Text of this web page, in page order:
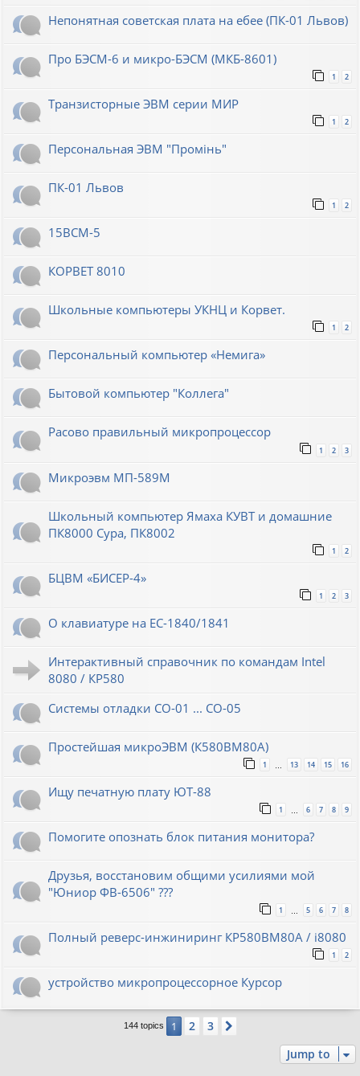
Непонятная советская плата на ебее (ПК-01 Львов)
Про БЭСМ-6 и микро-БЭСМ (МКБ-8601)
1 2
Транзисторные ЭВМ серии МИР
1 2
Персональная ЭВМ "Промiнь"
ПК-01 Львов
1 2
15ВСМ-5
КОРВЕТ 8010
Школьные компьютеры УКНЦ и Корвет.
1 2
Персональный компьютер «Немига»
Бытовой компьютер "Коллега"
Расово правильный микропроцессор
1 2 3
Микроэвм МП-589М
Школьный компьютер Ямаха КУВТ и домашние
ПК8000 Сура, ПК8002
1 2
БЦВМ «БИСЕР-4»
1 2 3
О клавиатуре на ЕС-1840/1841
Интерактивный справочник по командам Intel
8080 / КР580
Системы отладки СО-01 ... СО-05
Простейшая микроЭВМ (К580ВМ80А)
1 13 14 15 16
Ищу печатную плату ЮТ-88
1 6 7 8 9
Помогите опознать блок питания монитора?
Друзья, восстановим общими усилиями мой
"Юниор ФВ-6506" ???
1 … 5 6 7 8
Полный реверс-инжиниринг КР580ВМ80А / i8080
1 2
устройство микропроцессорное Курсор
144 topics 1 2 3
Jump to